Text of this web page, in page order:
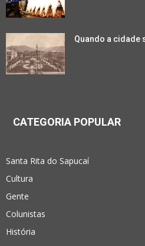
Quando a cidade
CATEGORIA POPULAR
Santa Rita do Sapucaí
Cultura
Gente
Colunistas
História